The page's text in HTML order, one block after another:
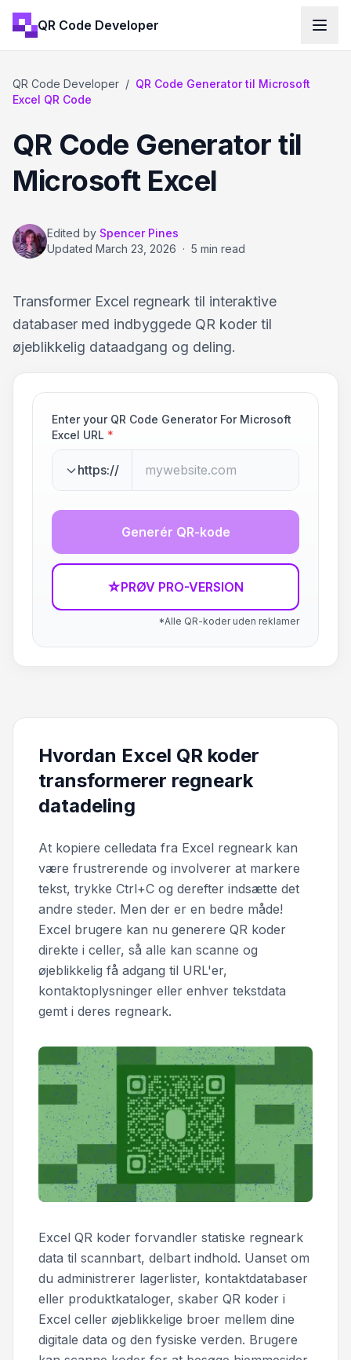
QR Code Developer
QR Code Developer / QR Code Generator til Microsoft
Excel QR Code
QR Code Generator til
Microsoft Excel
Edited by Spencer Pines
Updated March 23, 2026 · 5 min read
Transformer Excel regneark til interaktive
databaser med indbyggede QR koder til
øjeblikkelig dataadgang og deling.
Enter your QR Code Generator For Microsoft
Excel URL *
https://
Generér QR-kode
☆PRØV PRO-VERSION
*Alle QR-koder uden reklamer
Hvordan Excel QR koder
transformerer regneark
datadeling
At kopiere celledata fra Excel regneark kan
være frustrerende og involverer at markere
tekst, trykke Ctrl+C og derefter indsætte det
andre steder. Men der er en bedre måde!
Excel brugere kan nu generere QR koder
direkte i celler, så alle kan scanne og
øjeblikkelig få adgang til URL'er,
kontaktoplysninger eller enhver tekstdata
gemt i deres regneark.
Excel QR koder forvandler statiske regneark
data til scannbart, delbart indhold. Uanset om
du administrerer lagerlister, kontaktdatabaser
eller produktkataloger, skaber QR koder i
Excel celler øjeblikkelige broer mellem dine
digitale data og den fysiske verden. Brugere